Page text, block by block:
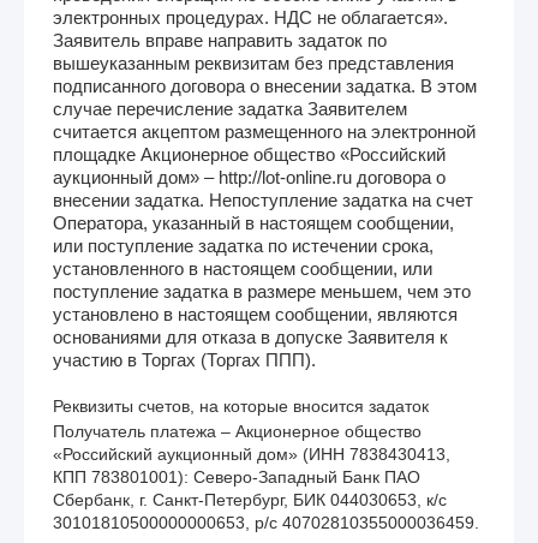
электронных процедурах. НДС не облагается».
Заявитель вправе направить задаток по
вышеуказанным реквизитам без представления
подписанного договора о внесении задатка. В этом
случае перечисление задатка Заявителем
считается акцептом размещенного на электронной
площадке Акционерное общество «Российский
аукционный дом» – http://lot-online.ru договора о
внесении задатка. Непоступление задатка на счет
Оператора, указанный в настоящем сообщении,
или поступление задатка по истечении срока,
установленного в настоящем сообщении, или
поступление задатка в размере меньшем, чем это
установлено в настоящем сообщении, являются
основаниями для отказа в допуске Заявителя к
участию в Торгах (Торгах ППП).
Реквизиты счетов, на которые вносится задаток
Получатель платежа – Акционерное общество
«Российский аукционный дом» (ИНН 7838430413,
КПП 783801001): Северо-Западный Банк ПАО
Сбербанк, г. Санкт-Петербург, БИК 044030653, к/с
30101810500000000653, р/с 40702810355000036459.